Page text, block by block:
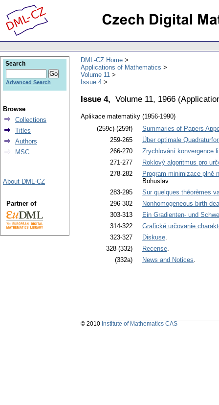
DML-CZ Home
Applications of Mathematics
Volume 11
Issue 4
Issue 4, Volume 11, 1966 (
Aplikace matematiky (1956-1990)
(259c)-(259f)
Summaries of Papers
259-265
Über optimale
266-270
Zrychlování konvergence
271-277
Roklový algoritmus pro
278-282
Program minimizace plně
Bohuslav
283-295
Sur quelques théorèmes
296-302
Nonhomogeneous birth-
303-313
Ein Gradienten- und
314-322
Grafické určovanie
323-327
Diskuse.
328-(332)
Recense.
(332a)
News and Notices.
Search
Advanced Search
Browse
Collections
Titles
Authors
MSC
About DML-CZ
Partner of
© 2010 Institute of Mathematics CAS